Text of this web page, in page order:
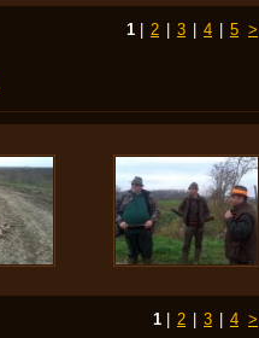
1 2 3 4 5 >
1 2 3 4 >